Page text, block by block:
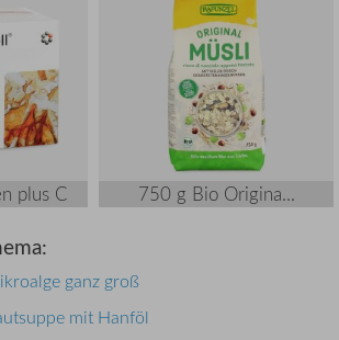
plus C 750 g Bio Origina...
ganz groß
mit Hanföl